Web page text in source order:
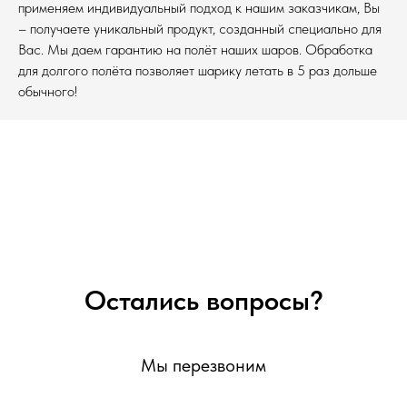
применяем индивидуальный подход к нашим заказчикам, Вы
– получаете уникальный продукт, созданный специально для
Вас. Мы даем гарантию на полёт наших шаров. Обработка
для долгого полёта позволяет шарику летать в 5 раз дольше
обычного!
Остались вопросы?
Мы перезвоним